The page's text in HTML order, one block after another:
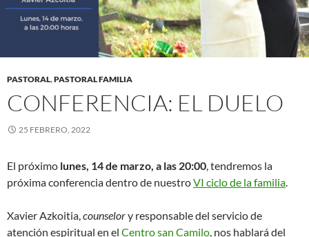
PASTORAL,PASTORAL FAMILIA
CONFERENCIA: EL DUELO
25 FEBRERO, 2022
El próximo lunes, 14 de marzo, a las 20:00, tendremos la
próxima conferencia dentro de nuestroVI ciclo de la familia.
Xavier Azkoitia,counselory responsable del servicio de
atención espiritual en el Centro san Camilo, nos hablará del